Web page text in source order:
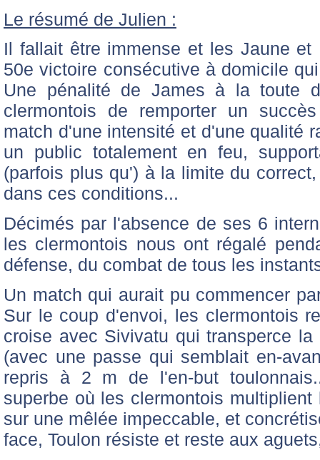
Le résumé de Julien :
Il fallait être immense et les Jaune
50e victoire consécutive à domicile
Une pénalité de James à la toute
clermontois de remporter un
match d'une intensité et d'une qualité
un public totalement en feu,
(parfois plus qu') à la limite du
dans ces conditions...
Décimés par l'absence de ses 6
les clermontois nous ont régalé
défense, du combat de tous les
Un match qui aurait pu commencer
Sur le coup d'envoi, les clermontois
croise avec Sivivatu qui transperce
(avec une passe qui semblait en-
repris à 2 m de l'en-but
superbe où les clermontois
sur une mêlée impeccable, et
face, Toulon résiste et reste aux